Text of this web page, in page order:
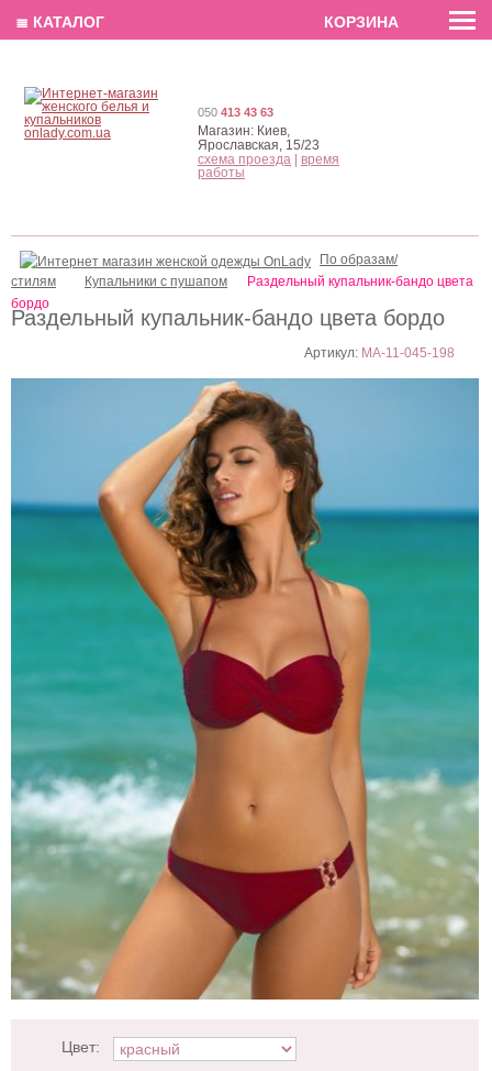
EN РУС
Раздельный купальник-бандо цвета бордо
Артикул: MA-11-045-198
Цвет:
По образам/
стилям
Купальники с пушапом
Раздельный купальник-бандо цвета
бордо
050 413 43 63
Магазин: Киев,
Ярославская, 15/23
схема проезда
время
работы
≣ КАТАЛОГ КОРЗИНА